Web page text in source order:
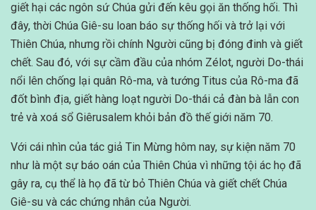
giết hại các ngôn sứ Chúa gửi đến kêu gọi ăn thống hối. Thì
đây, thời Chúa Giê-su loan báo sự thống hối và trở lại với
Thiên Chúa, nhưng rồi chính Người cũng bị đóng đinh và giết
chết. Sau đó, với sự cầm đầu của nhóm Zélot, người Do-thái
nổi lên chống lại quân Rô-ma, và tướng Titus của Rô-ma đã
đốt bình địa, giết hàng loạt người Do-thái cả đàn bà lẫn con
trẻ và xoá sổ Giêrusalem khỏi bản đồ thế giới năm 70.
Với cái nhìn của tác giả Tin Mừng hôm nay, sự kiện năm 70
như là một sự báo oán của Thiên Chúa vì những tội ác họ đã
gây ra, cụ thể là họ đã từ bỏ Thiên Chúa và giết chết Chúa
Giê-su và các chứng nhân của Người.